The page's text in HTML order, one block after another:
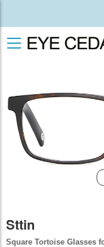
Sttin
Square Tortoise Glasses